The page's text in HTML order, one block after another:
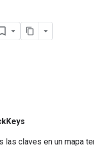
las claves en un mapa